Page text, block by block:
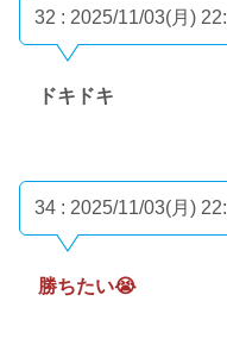
32 : 2025/11/03(月)
ドキドキ
34 : 2025/11/03(月)
勝ちたい😭